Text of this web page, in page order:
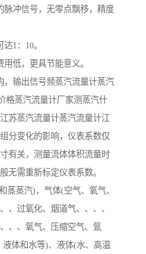
脉冲信号，无零点飘移，精度
1：10。
低，更具节能意义。
，输出信号频蒸汽流量计蒸汽
格蒸汽流量计厂家测蒸汽什
苏蒸汽流量计蒸汽流量计江
分变化的影响，仪表系数仅
有关，测量流体体积流量时
无需重新标定仪表系数。
蒸蒸汽)，气体(空气、氧气、
、过氧化、烟道气、、、、
、、氧气、压缩空气、氩
体和水等)、液体(水、高温